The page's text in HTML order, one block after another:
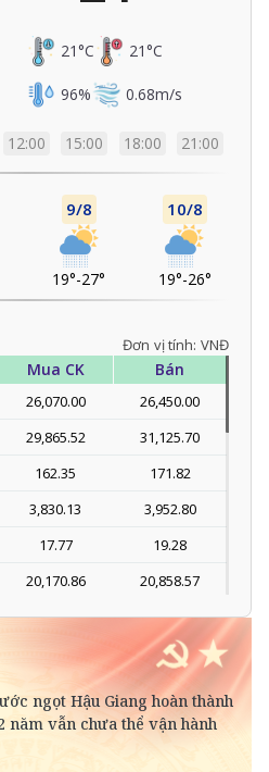
21°C 21°C
96% 0.68m/s
12:00 15:00 18:00 21:00
9/8
19°-27°
10/8
19°-26°
Đơn vị tính: VNĐ
Mua CK Bán
26,070.00
26,450.00
29,865.52
31,125.70
162.35
171.82
3,830.13
3,952.80
17.77
19.28
20,170.86
20,858.57
3,985.10
4,137.49
811.39
2,712.86
2,827.89
6,952.32
7,251.54